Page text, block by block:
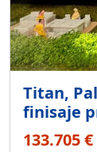
Titan,
finisaje
133.705 €